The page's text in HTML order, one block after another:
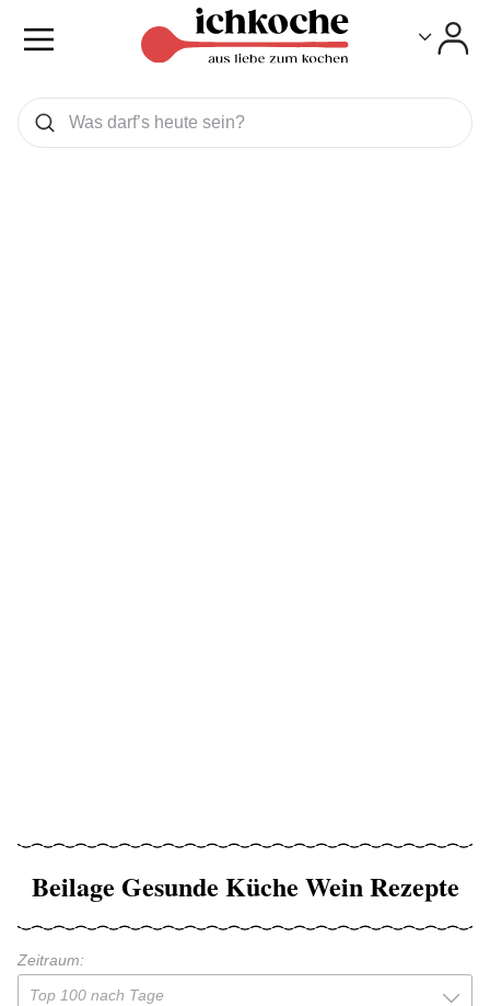
Was wollen Sie suchen
Suchen
Beilage Gesunde Küche Wein Rezepte
Zeitraum:
Top 100 nach Tage